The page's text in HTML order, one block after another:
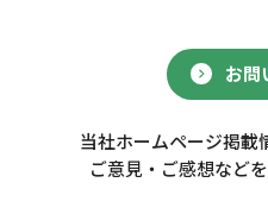
お問
当社ホームページ掲載
ご意見・ご感想など